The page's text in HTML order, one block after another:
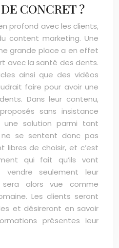
CONCRET ?
profond avec les clients,
content marketing. Une
grande place a en effet
avec la santé des dents.
ainsi que des vidéos
faire pour avoir une
Dans leur contenu,
sans insistance
solution parmi tant
ne se sentent donc pas
libres de choisir, et c’est
qui fait qu’ils vont
vendre seulement leur
alors vue comme
Les clients seront
et désireront en savoir
présentes leur